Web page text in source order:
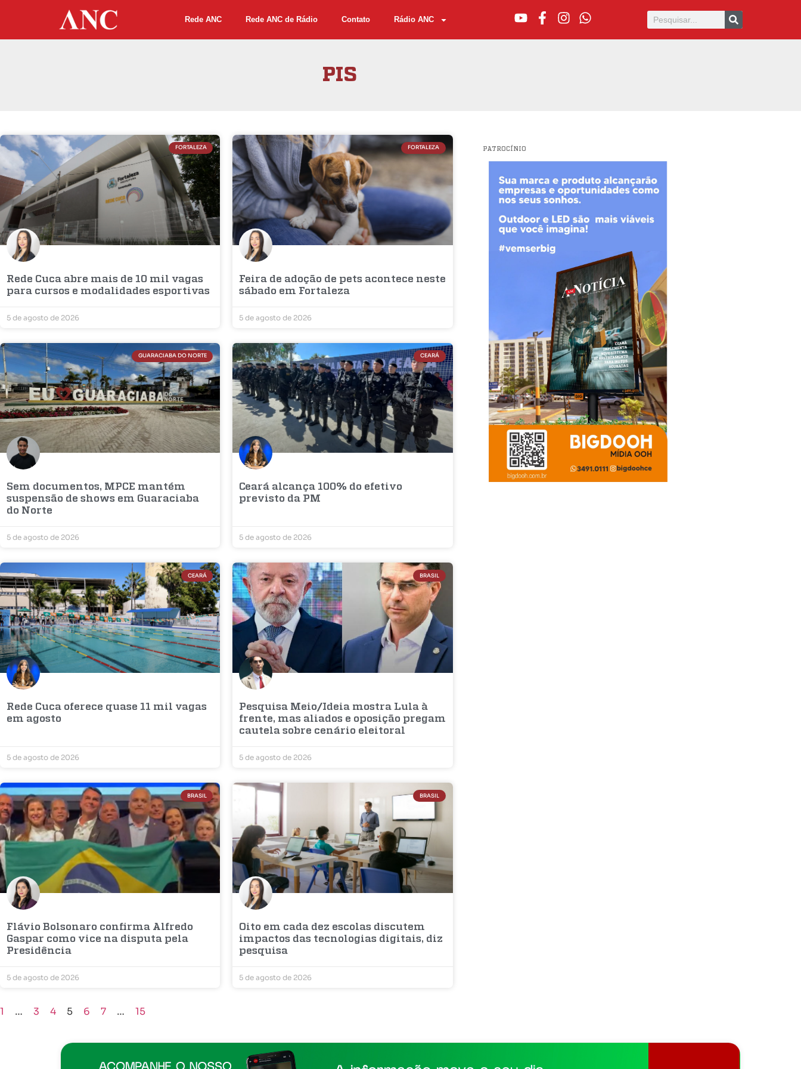
Rede ANC Rede ANC de Rádio Contato Rádio ANC
PIS
FORTALEZA
Rede Cuca abre mais de 10 mil vagas
para cursos e modalidades esportivas
5 de agosto de 2026
FORTALEZA
Feira de adoção de pets acontece neste
sábado em Fortaleza
5 de agosto de 2026
GUARACIABA DO NORTE
Sem documentos, MPCE mantém
suspensão de shows em Guaraciaba
do Norte
5 de agosto de 2026
CEARÁ
Ceará alcança 100% do efetivo
previsto da PM
5 de agosto de 2026
CEARÁ
Rede Cuca oferece quase 11 mil vagas
em agosto
5 de agosto de 2026
BRASIL
Pesquisa Meio/Ideia mostra Lula à
frente, mas aliados e oposição pregam
cautela sobre cenário eleitoral
5 de agosto de 2026
BRASIL
Flávio Bolsonaro confirma Alfredo
Gaspar como vice na disputa pela
Presidência
5 de agosto de 2026
BRASIL
Oito em cada dez escolas discutem
impactos das tecnologias digitais, diz
pesquisa
5 de agosto de 2026
1 … 3 4 5 6 7 … 15
PATROCÍNIO